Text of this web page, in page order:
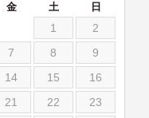
金 土 日
1
2
7 8
9
14 15
16
21 22
23